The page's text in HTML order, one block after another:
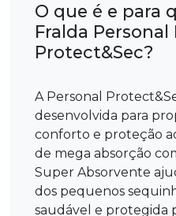
O que é e para
Fralda Personal
Protect&Sec?
A Personal
desenvolvida para
conforto e proteção
de mega absorção
Super Absorvente
dos pequenos
saudável e protegida